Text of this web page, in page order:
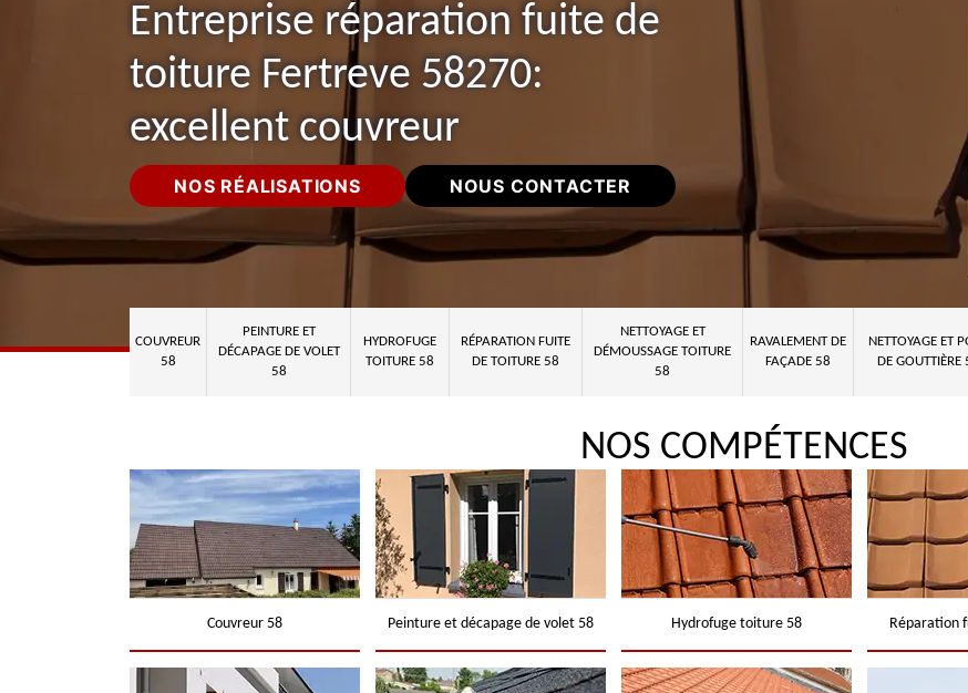
Entreprise réparation fuite de
toiture Fertreve 58270:
excellent couvreur
NOS RÉALISATIONS NOUS CONTACTER
COUVREUR
58
PEINTURE ET
DÉCAPAGE DE VOLET
58
HYDROFUGE
TOITURE 58
RÉPARATION FUITE
DE TOITURE 58
NETTOYAGE ET
DÉMOUSSAGE TOITURE
58
RAVALEMENT DE
FAÇADE 58
NETTOYAGE ET
DE GOUTTIÈRE
NOS COMPÉTENCES
Couvreur 58 Peinture et décapage de volet 58 Hydrofuge toiture 58 Réparation